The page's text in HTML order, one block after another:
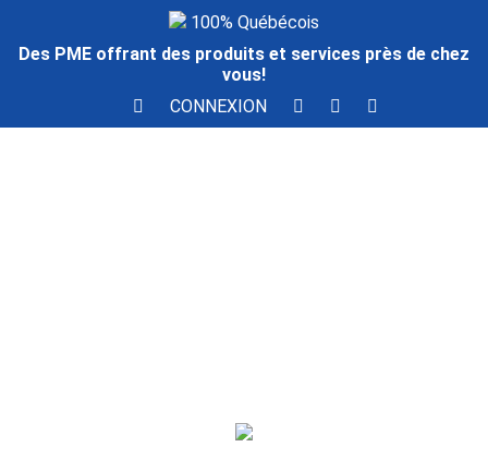
100% Québécois
Des PME offrant des produits et services près de chez
vous!
CONNEXION